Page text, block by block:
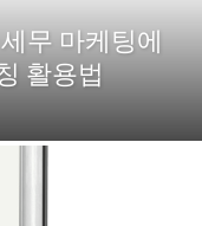
무 마케팅에
활용법